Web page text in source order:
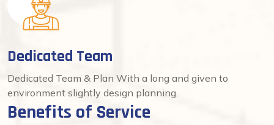
Dedicated Team
Dedicated Team & Plan With a long and given to
environment slightly design planning.
Benefits of Service